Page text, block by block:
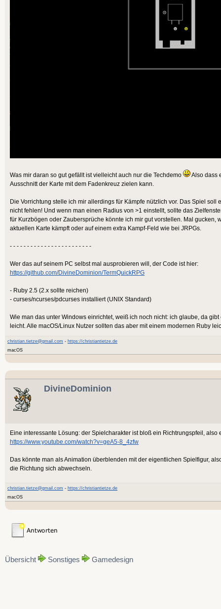
Was mir daran so gut gefällt ist vielleicht auch nur die Techdemo
Also dass
Ausschnitt der Karte mit dem Fadenkreuz zielen kann.
Die Vorrichtung stelle ich mir allerdings für Kämpfe nützlich vor. Das Spiel soll
nicht fehlen! Und wenn man einen Radius von >1 einstellt, sollte das
für Kurzbögen oder Zaubersprüche könnte ich mir gut vorstellen. Mal gucken,
aktuellen Karte kämpft oder auf einem extra Kampf-Feld wie bei JRPGs.
- - - - - - - - - - - - - - - - - - - - - - - -
Wer das auf seinem PC selbst mal ausprobieren will, der Code ist hier:
https://github.com/DivineDominion/TermQuickRPG
- Ruby 2.5 (2.x sollte reichen)
- curses/ncurses/pdcurses installiert (UNIX Standard)
Wie man das unter Windows einrichtet, weiß ich noch nicht: ich glaube, da
leicht. Alle macOS/Linux Nutzer sollten das aber mit einem modernen Ruby
christian.tietze@gmail.com - https://christiantietze.de
macOS
DivineDominion
Eine interessante Lösung: der Spielcharakter ist bloß ein Richtrungspfeil, also
https://www.youtube.com/watch?v=geA5-8_4zfw
Das könnte man als Animation überblenden mit der eigentlichen Spielfigur,
die Richtung sich abwechseln.
christian.tietze@gmail.com - https://christiantietze.de
macOS
Übersicht Sonstiges Gamedesign